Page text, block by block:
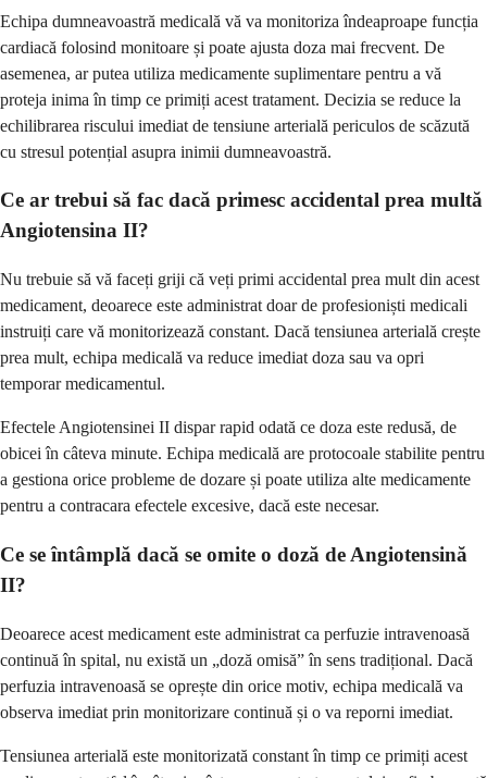
Echipa dumneavoastră medicală vă va monitoriza îndeaproape funcția
cardiacă folosind monitoare și poate ajusta doza mai frecvent. De
asemenea, ar putea utiliza medicamente suplimentare pentru a vă
proteja inima în timp ce primiți acest tratament. Decizia se reduce la
echilibrarea riscului imediat de tensiune arterială periculos de scăzută
cu stresul potențial asupra inimii dumneavoastră.
Ce ar trebui să fac dacă primesc accidental prea multă
Angiotensina II?
Nu trebuie să vă faceți griji că veți primi accidental prea mult din acest
medicament, deoarece este administrat doar de profesioniști medicali
instruiți care vă monitorizează constant. Dacă tensiunea arterială crește
prea mult, echipa medicală va reduce imediat doza sau va opri
temporar medicamentul.
Efectele Angiotensinei II dispar rapid odată ce doza este redusă, de
obicei în câteva minute. Echipa medicală are protocoale stabilite pentru
a gestiona orice probleme de dozare și poate utiliza alte medicamente
pentru a contracara efectele excesive, dacă este necesar.
Ce se întâmplă dacă se omite o doză de Angiotensină
II?
Deoarece acest medicament este administrat ca perfuzie intravenoasă
continuă în spital, nu există un „doză omisă” în sens tradițional. Dacă
perfuzia intravenoasă se oprește din orice motiv, echipa medicală va
observa imediat prin monitorizare continuă și o va reporni imediat.
Tensiunea arterială este monitorizată constant în timp ce primiți acest